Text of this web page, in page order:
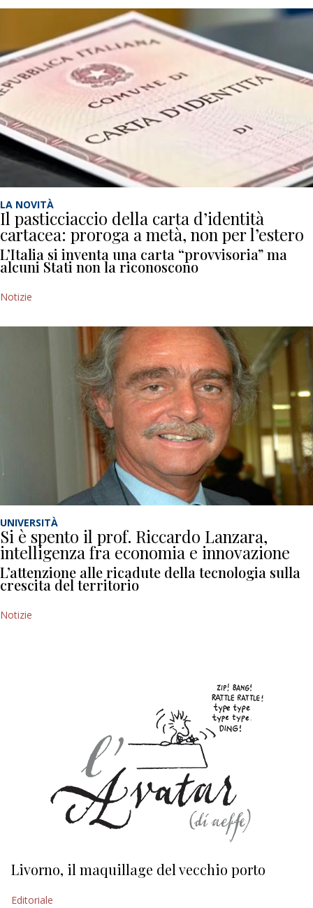
LA NOVITÀ
Il pasticciaccio della carta d’identità
cartacea: proroga a metà, non per l’estero
L’Italia si inventa una carta “provvisoria” ma
alcuni Stati non la riconoscono
Notizie
UNIVERSITÀ
Si è spento il prof. Riccardo Lanzara,
intelligenza fra economia e innovazione
L’attenzione alle ricadute della tecnologia sulla
crescita del territorio
Notizie
Livorno, il maquillage del vecchio porto
Editoriale